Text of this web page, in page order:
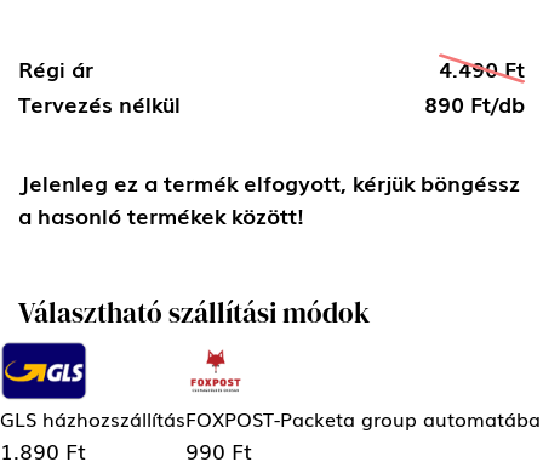
Régi ár
4.490 Ft
Tervezés nélkül
890 Ft/db
Jelenleg ez a termék elfogyott, kérjük böngéssz
a hasonló termékek között!
Választható szállítási módok
GLS házhozszállítás
1.890 Ft
FOXPOST-Packeta group automatába
990 Ft